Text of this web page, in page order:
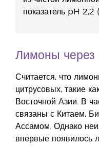
показатель pH 2,2
Лимоны через
Считается, что
цитрусовых, такие
Восточной Азии. В
связаны с Китаем,
Ассамом. Однако
впервые появилось